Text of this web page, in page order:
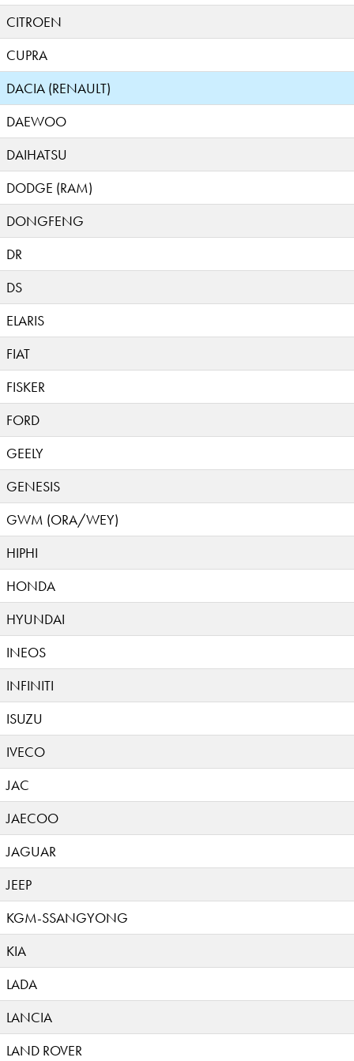
CITROEN
CUPRA
DACIA (RENAULT)
DAEWOO
DAIHATSU
DODGE (RAM)
DONGFENG
DR
DS
ELARIS
FIAT
FISKER
FORD
GEELY
GENESIS
GWM (ORA/WEY)
HIPHI
HONDA
HYUNDAI
INEOS
INFINITI
ISUZU
IVECO
JAC
JAECOO
JAGUAR
JEEP
KGM-SSANGYONG
KIA
LADA
LANCIA
LAND ROVER